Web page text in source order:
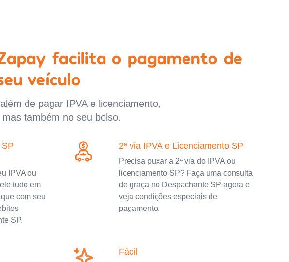
facilita o pagamento de
veículo
de pagar IPVA e licenciamento,
também no seu bolso.
IPVA ou
tudo em
com seu
SP.
2ª via IPVA e Licenciamento SP
Precisa puxar a 2ª via do IPVA ou
licenciamento SP? Faça uma consulta
de graça no Despachante SP agora e
veja condições especiais de
pagamento.
Fácil